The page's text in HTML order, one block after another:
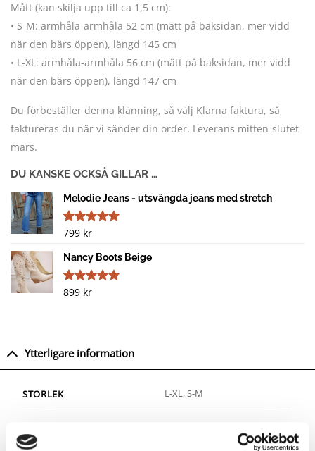
Mått (kan skilja upp till ca 1,5 cm):
• S-M: armhåla-armhåla 52 cm (mätt på baksidan, mer vidd
när den bärs öppen), längd 145 cm
• L-XL: armhåla-armhåla 56 cm (mätt på baksidan, mer vidd
när den bärs öppen), längd 147 cm
Du förbeställer denna klänning, så välj Klarna faktura, så
faktureras du när vi sänder din order. Leverans mitten-slutet
mars.
DU KANSKE OCKSÅ GILLAR …
Melodie Jeans - utsvängda jeans med stretch
Betygsatt
baserat på
14
kundrecensioner
799 kr
Nancy Boots Beige
Betygsatt
1
899 kr
Ytterligare information
STORLEK L-XL, S-M
Recensioner (1)